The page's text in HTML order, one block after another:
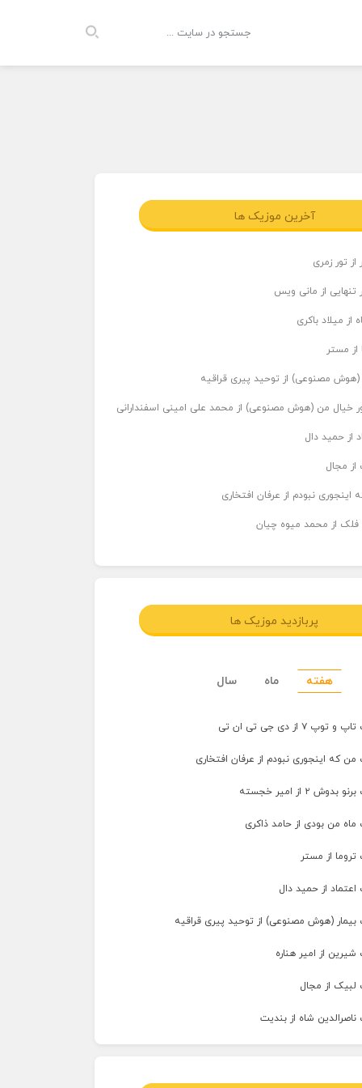
آخرین موزیک ها
تور زمری
تنهایی از مانی ویس
از میلاد باکری
از مستر
(هوش مصنوعی) از توحید پیری قراقیه
خیال من (هوش مصنوعی) از محمد علی امینی اسفندارانی
از حمید دال
از مجال
اینجوری نبودم از عرفان افتخاری
فلک از محمد میوه چیان
پربازدید موزیک ها
هفته ماه سال
۷ از دی جی تی ان تی
من که اینجوری نبودم از عرفان افتخاری
۲ از امیر خجسته
ماه من بودی از حامد ذاکری
تروما از مستر
اعتماد از حمید دال
بیمار (هوش مصنوعی) از توحید پیری قراقیه
شیرین از امیر هناره
لبیک از مجال
ناصرالدین شاه از بندیت